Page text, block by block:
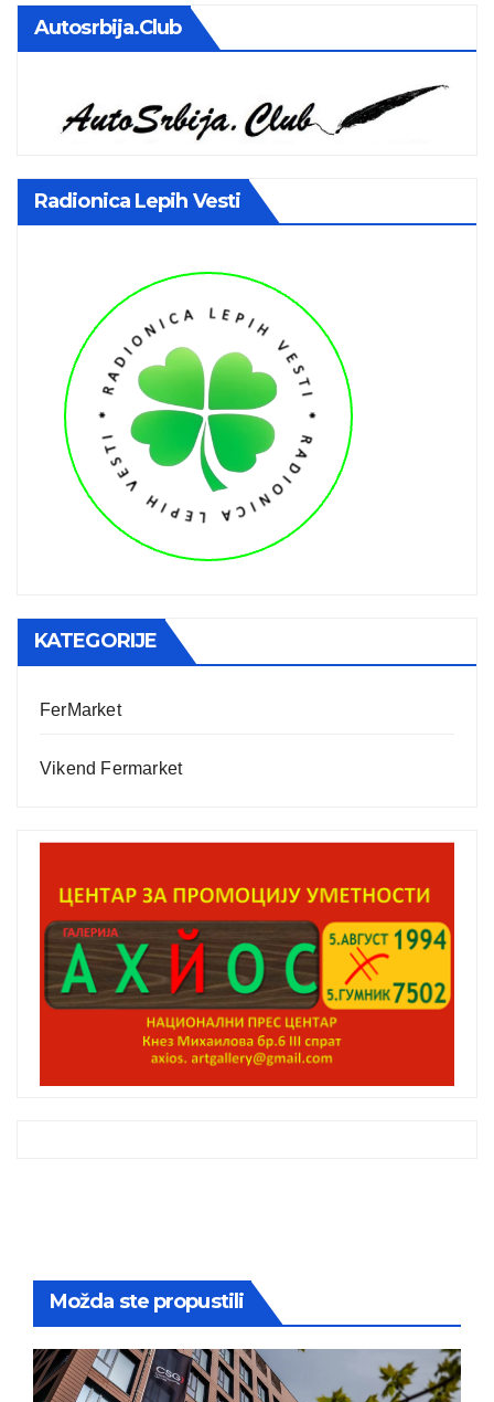
Autosrbija.club
Radionica Lepih Vesti
KATEGORIJE
FerMarket
Vikend Fermarket
Možda ste propustili